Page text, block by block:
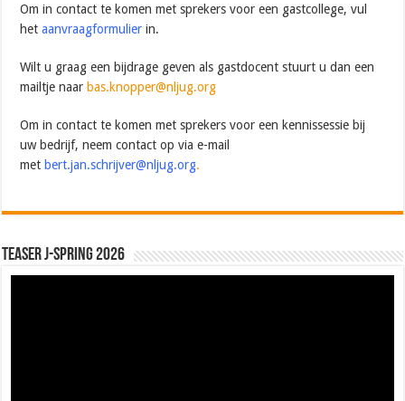
Om in contact te komen met sprekers voor een gastcollege, vul
hetaanvraagformulierin.
Wilt u graag een bijdrage geven als gastdocent stuurt u dan een
mailtje naar bas.knopper@nljug.org
Om in contact te komen met sprekers voor een kennissessie bij
uw bedrijf, neem contact op via e-mail
met bert.jan.schrijver@nljug.org.
Teaser J-Spring 2026